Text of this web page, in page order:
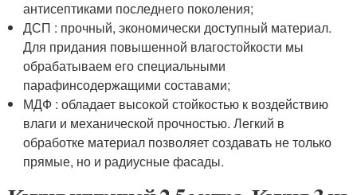
антисептиками последнего поколения;
ДСП : прочный, экономически доступный материал.
Для придания повышенной влагостойкости мы
обрабатываем его специальными
парафинсодержащими составами;
МДФ : обладает высокой стойкостью к воздействию
влаги и механической прочностью. Легкий в
обработке материал позволяет создавать не только
прямые, но и радиусные фасады.